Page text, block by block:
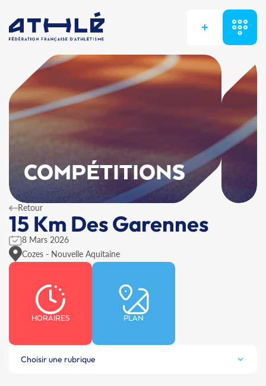
+
COMPÉTITIONS
Retour
15 Km Des Garennes
8 Mars 2026
Cozes - Nouvelle Aquitaine
HORAIRES PLAN
Choisir une rubrique